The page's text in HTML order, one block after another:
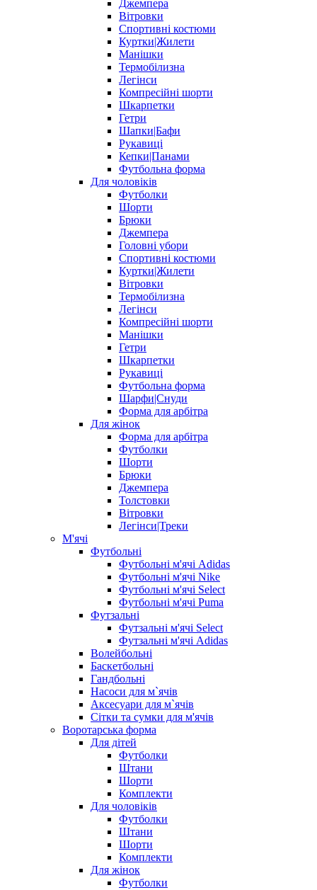
Джемпера
Вітровки
Спортивні костюми
Куртки|Жилети
Манішки
Термобілизна
Легінси
Компресійні шорти
Шкарпетки
Гетри
Шапки|Бафи
Рукавиці
Кепки|Панами
Футбольна форма
Для чоловіків
Футболки
Шорти
Брюки
Джемпера
Головні убори
Спортивні костюми
Куртки|Жилети
Вітровки
Термобілизна
Легінси
Компресійні шорти
Манішки
Гетри
Шкарпетки
Рукавиці
Футбольна форма
Шарфи|Снуди
Форма для арбітра
Для жінок
Форма для арбітра
Футболки
Шорти
Брюки
Джемпера
Толстовки
Вітровки
Легінси|Треки
М'ячі
Футбольні
Футбольні м'ячі Adidas
Футбольні м'ячі Nike
Футбольні м'ячі Select
Футбольні м'ячі Puma
Футзальні
Футзальні м'ячі Select
Футзальні м'ячі Adidas
Волейбольні
Баскетбольні
Гандбольні
Насоси для м`ячів
Аксесуари для м`ячів
Сітки та сумки для м'ячів
Воротарська форма
Для дітей
Футболки
Штани
Шорти
Комплекти
Для чоловіків
Футболки
Штани
Шорти
Комплекти
Для жінок
Футболки